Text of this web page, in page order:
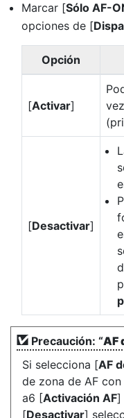
Marcar [Sólo AF-
opciones de [
Opción
[Activar]
[Desactivar]
Precaución: “AF
Si selecciona [AF
de zona de AF
a6 [Activación AF]
[Desactivar]